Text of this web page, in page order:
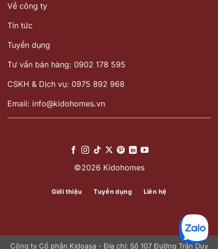
Về công ty
Tin tức
Tuyển dụng
Tư vấn bán hàng: 0902 178 595
CSKH & Dịch vụ: 0975 892 968
Email: info@kidohomes.vn
©2026 Kidohomes
Giới thiệu Tuyển dụng Liên hệ
Công ty Cổ phần Kidoasa - Địa chỉ: Số 107 Đường Trần Duy